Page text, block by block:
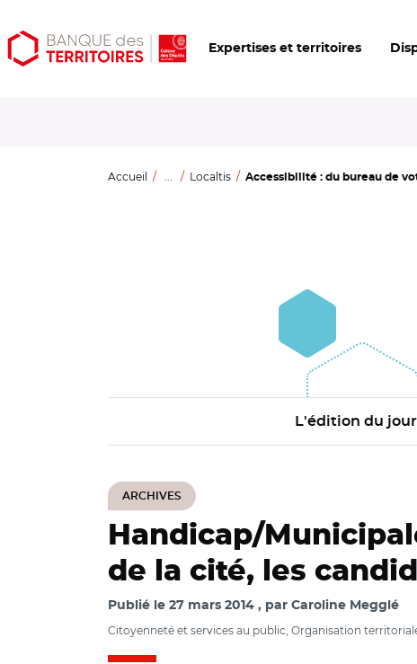
Aller
au
Aller
au
Ouvrir
les
Expertises et territoires
Accueil ... Localtis Accessibilité : du bureau de
L'édition du jour
ARCHIVES
Handicap/
de la cité, les
Publié le 27 mars 2014 par Caroline Megglé
Citoyenneté et services au public, Organisation